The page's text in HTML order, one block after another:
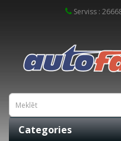
Serviss :
Categories